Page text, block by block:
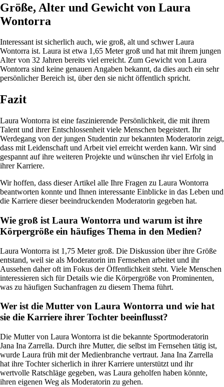
Größe, Alter und Gewicht von Laura
Wontorra
Interessant ist sicherlich auch, wie groß, alt und schwer Laura
Wontorra ist. Laura ist etwa 1,65 Meter groß und hat mit ihrem jungen
Alter von 32 Jahren bereits viel erreicht. Zum Gewicht von Laura
Wontorra sind keine genauen Angaben bekannt, da dies auch ein sehr
persönlicher Bereich ist, über den sie nicht öffentlich spricht.
Fazit
Laura Wontorra ist eine faszinierende Persönlichkeit, die mit ihrem
Talent und ihrer Entschlossenheit viele Menschen begeistert. Ihr
Werdegang von der jungen Studentin zur bekannten Moderatorin zeigt,
dass mit Leidenschaft und Arbeit viel erreicht werden kann. Wir sind
gespannt auf ihre weiteren Projekte und wünschen ihr viel Erfolg in
ihrer Karriere.
Wir hoffen, dass dieser Artikel alle Ihre Fragen zu Laura Wontorra
beantworten konnte und Ihnen interessante Einblicke in das Leben und
die Karriere dieser beeindruckenden Moderatorin gegeben hat.
Wie groß ist Laura Wontorra und warum ist ihre
Körpergröße ein häufiges Thema in den Medien?
Laura Wontorra ist 1,75 Meter groß. Die Diskussion über ihre Größe
entstand, weil sie als Moderatorin im Fernsehen arbeitet und ihr
Aussehen daher oft im Fokus der Öffentlichkeit steht. Viele Menschen
interessieren sich für Details wie die Körpergröße von Prominenten,
was zu häufigen Suchanfragen zu diesem Thema führt.
Wer ist die Mutter von Laura Wontorra und wie hat
sie die Karriere ihrer Tochter beeinflusst?
Die Mutter von Laura Wontorra ist die bekannte Sportmoderatorin
Jana Ina Zarrella. Durch ihre Mutter, die selbst im Fernsehen tätig ist,
wurde Laura früh mit der Medienbranche vertraut. Jana Ina Zarrella
hat ihre Tochter sicherlich in ihrer Karriere unterstützt und ihr
wertvolle Ratschläge gegeben, was Laura geholfen haben könnte,
ihren eigenen Weg als Moderatorin zu gehen.